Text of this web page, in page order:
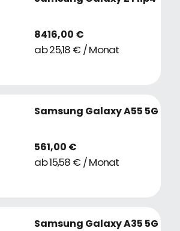
8416,00 €
ab 25,18 € / Monat
Samsung Galaxy A55 5G
561,00 €
ab 15,58 € / Monat
Samsung Galaxy A35 5G